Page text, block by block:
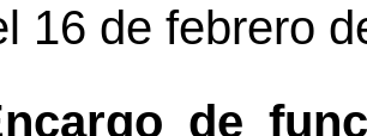
16 de febrero
de